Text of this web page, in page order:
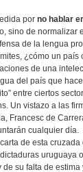
por no hablar
sino de normalizar
de la lengua
¿cómo un país
de una
del país que
entre ciertos
Un vistazo a las
Francesc de
cualquier día.
de esta cruzada
uruguaya
su falta de estima